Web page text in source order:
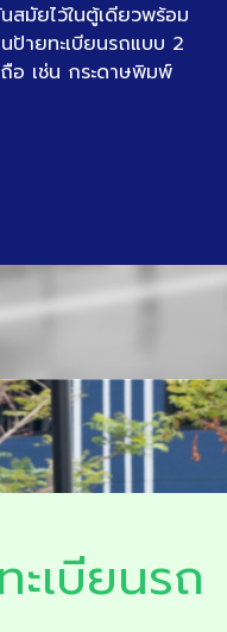
สมัยไว้ในตู้เดียวพร้อม
ป้ายทะเบียนรถแบบ 2
อ เช่น กระดาษพิมพ์
ะเบียนรถ